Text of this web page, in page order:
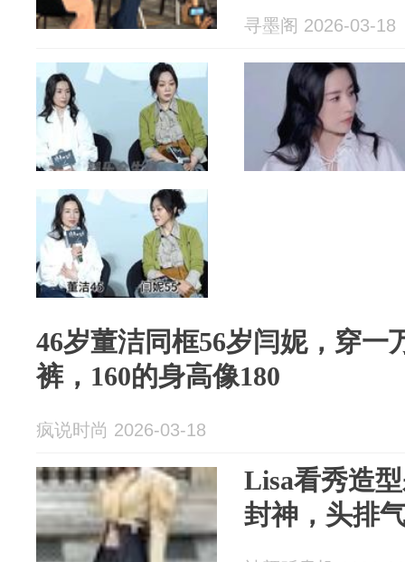
寻墨阁 2026-03-18
46岁董洁同框56岁闫妮，穿一
裤，160的身高像180
疯说时尚 2026-03-18
Lisa看秀造
封神，头排